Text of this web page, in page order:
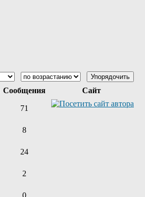
Сообщения Сайт
71
8
24
2
0